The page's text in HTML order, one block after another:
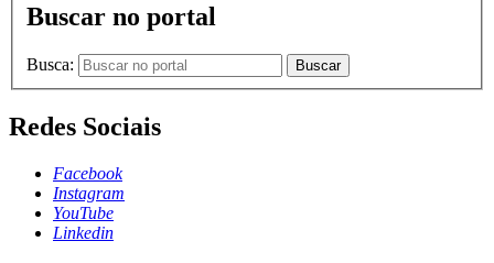
Buscar no portal
Busca: Buscar
Redes Sociais
Facebook
Instagram
YouTube
Linkedin